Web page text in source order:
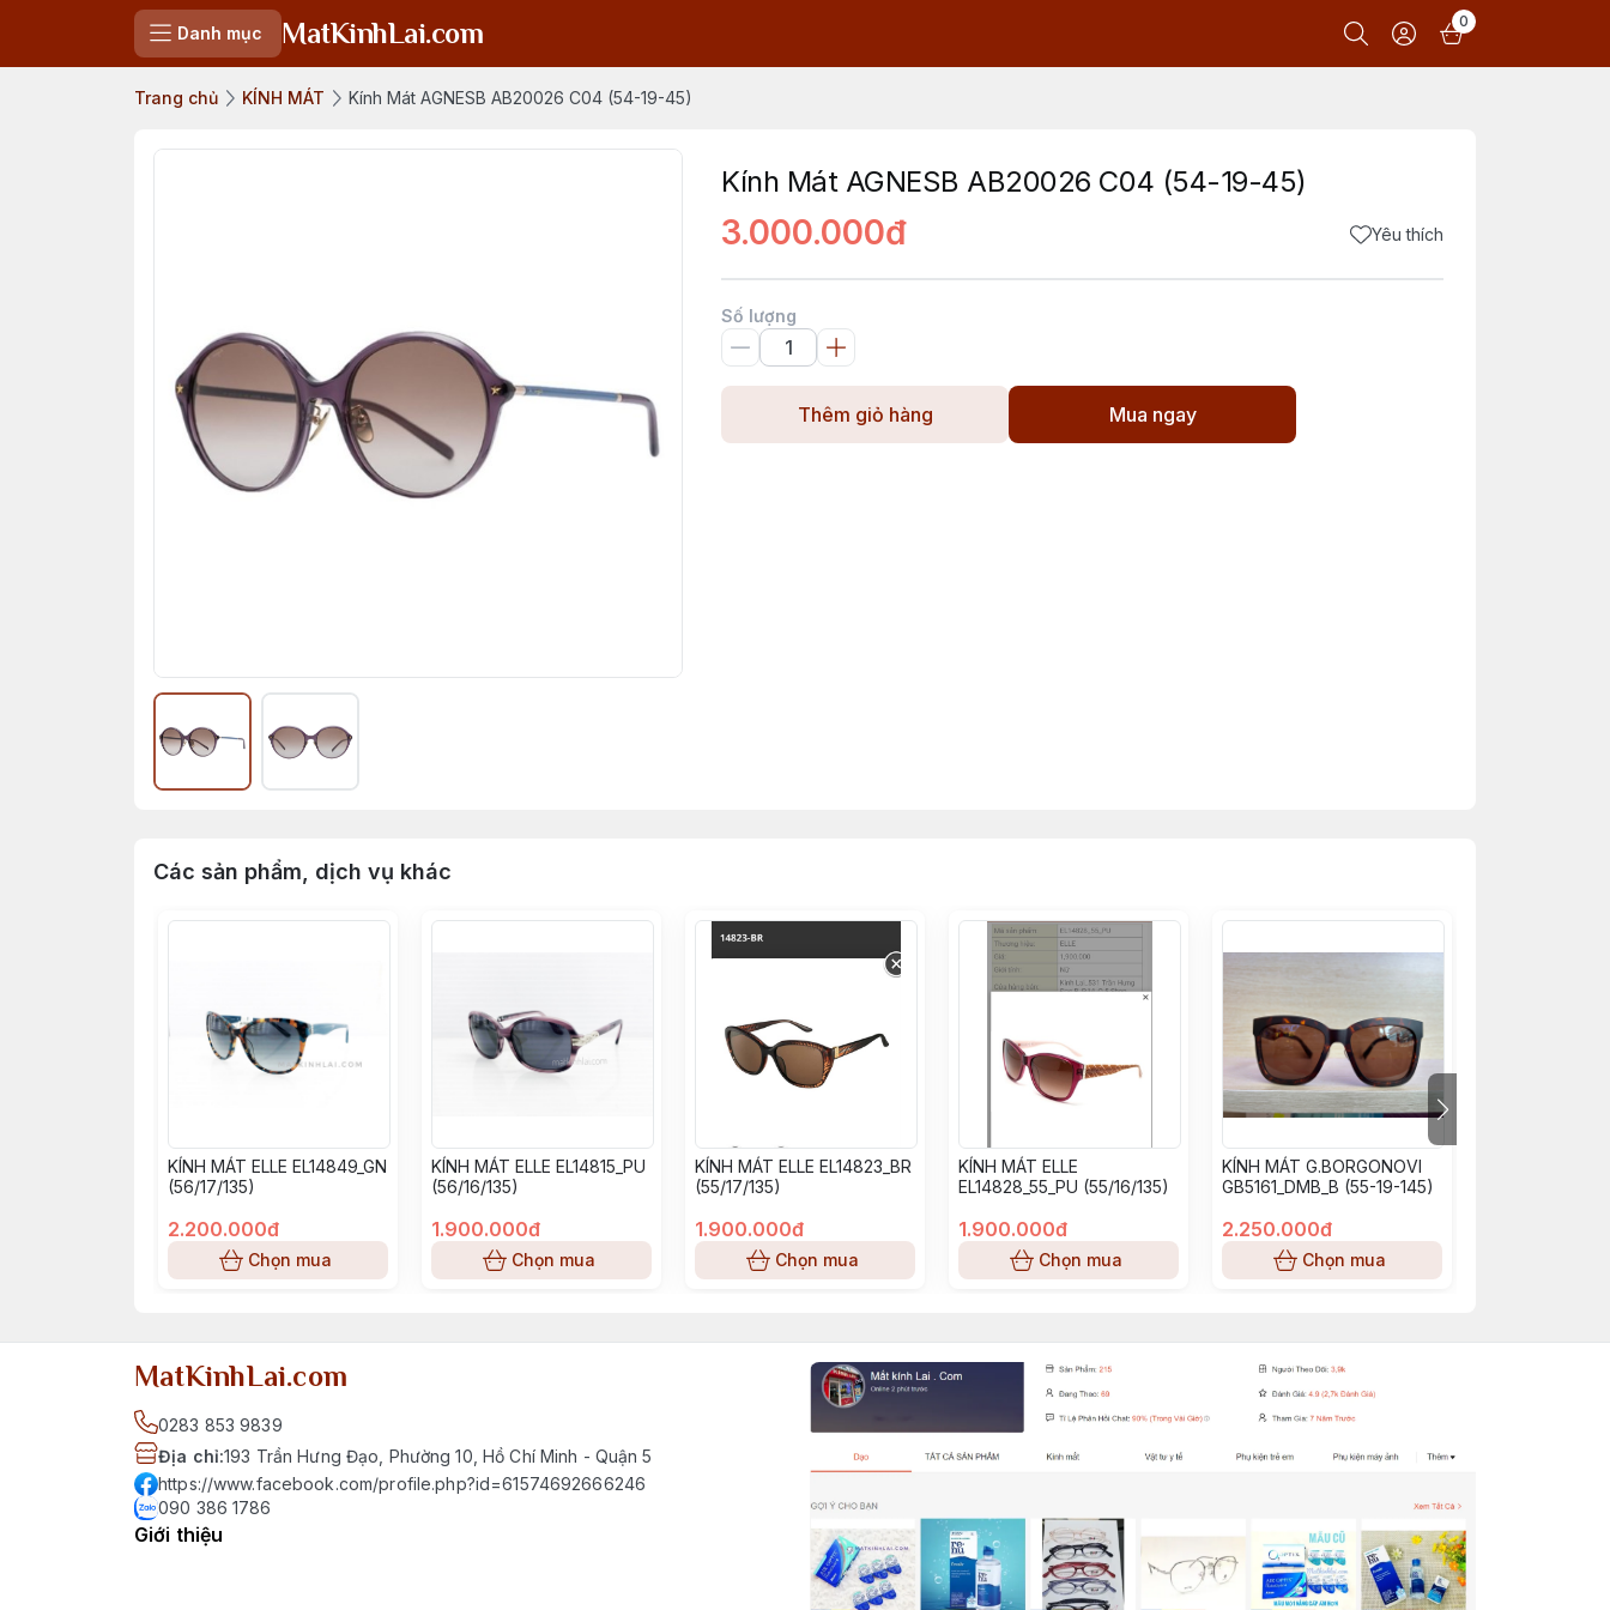
Danh mục MatKinhLai.com 0
Trang chủ KÍNH MÁT Kính Mát AGNESB AB20026 C04 (54-19-45)
Kính Mát AGNESB AB20026 C04 (54-19-45)
3.000.000đ Yêu thích
Số lượng
Thêm giỏ hàng Mua ngay
Các sản phẩm, dịch vụ khác
KÍNH MÁT ELLE EL14849_GN
(56/17/135)
2.200.000đ
Chọn mua
KÍNH MÁT ELLE EL14815_PU
(56/16/135)
1.900.000đ
Chọn mua
KÍNH MÁT ELLE EL14823_BR
(55/17/135)
1.900.000đ
Chọn mua
KÍNH MÁT ELLE
EL14828_55_PU (55/16/135)
1.900.000đ
Chọn mua
KÍNH MÁT G.BORGONOVI
GB5161_DMB_B (55-19-145)
2.250.000đ
Chọn mua
MatKinhLai.com
0283 853 9839
Địa chỉ:193 Trần Hưng Đạo, Phường 10, Hồ Chí Minh - Quận 5
https://www.facebook.com/profile.php?id=61574692666246
090 386 1786
Giới thiệu